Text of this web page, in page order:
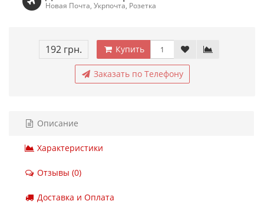
Новая Почта, Укрпочта, Розетка
192 грн. Купить
Заказать по Телефону
Описание
Характеристики
Отзывы (0)
Доставка и Оплата